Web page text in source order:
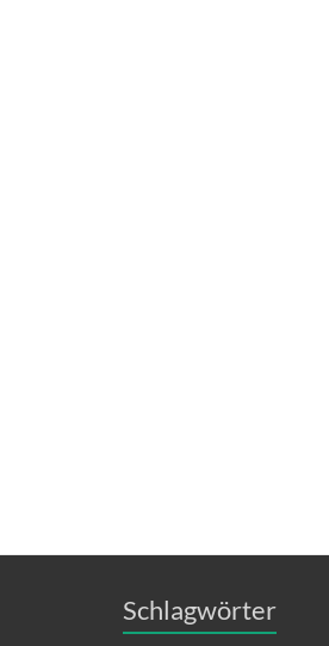
Schlagwörter